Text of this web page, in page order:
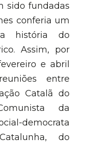
sido fundadas
conferia um
história do
Assim, por
e abril
entre
Catalã do
da
democrata
do